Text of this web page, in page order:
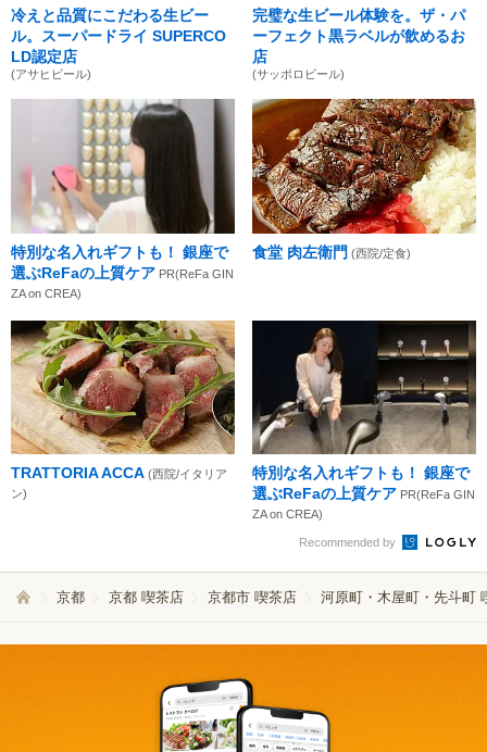
冷えと品質にこだわる生ビー
ル。スーパードライ SUPERCO
LD認定店
(アサヒビール)
完璧な生ビール体験を。ザ・パ
ーフェクト黒ラベルが飲めるお
店
(サッポロビール)
特別な名入れギフトも！ 銀座で
選ぶReFaの上質ケア PR(ReFa GIN
ZA on CREA)
食堂 肉左衛門 (西院/定食)
TRATTORIA ACCA (西院/イタリア
ン)
特別な名入れギフトも！ 銀座で
選ぶReFaの上質ケア PR(ReFa GIN
ZA on CREA)
Recommended by
京都 京都 喫茶店 京都市 喫茶店 河原町・木屋町・先斗町